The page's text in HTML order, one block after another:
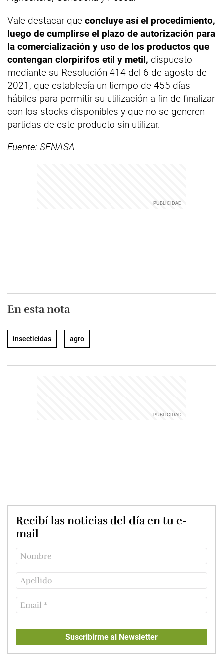
Vale destacar que concluye así el procedimiento,
luego de cumplirse el plazo de autorización para
la comercialización y uso de los productos que
contengan clorpirifos etil y metil, dispuesto
mediante su Resolución 414 del 6 de agosto de
2021, que establecía un tiempo de 455 días
hábiles para permitir su utilización a fin de finalizar
con los stocks disponibles y que no se generen
partidas de este producto sin utilizar.
Fuente: SENASA
En esta nota
insecticidas agro
Recibí las noticias del día en tu e-
mail
Suscribirme al Newsletter